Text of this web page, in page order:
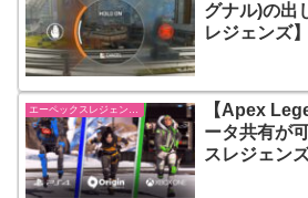
グナル)の出
レジェンズ】
【Apex
ータ共有が
スレジェンズ